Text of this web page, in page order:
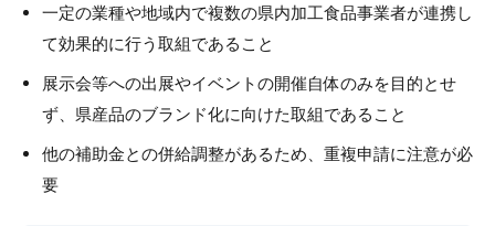
一定の業種や地域内で複数の県内加工食品事業者が連携し
て効果的に行う取組であること
展示会等への出展やイベントの開催自体のみを目的とせ
ず、県産品のブランド化に向けた取組であること
他の補助金との併給調整があるため、重複申請に注意が必
要